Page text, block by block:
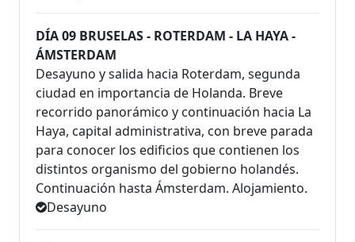
DÍA 09 BRUSELAS - ROTERDAM - LA HAYA -
ÁMSTERDAM
Desayuno y salida hacia Roterdam, segunda
ciudad en importancia de Holanda. Breve
recorrido panorámico y continuación hacia La
Haya, capital administrativa, con breve parada
para conocer los edificios que contienen los
distintos organismo del gobierno holandés.
Continuación hasta Ámsterdam. Alojamiento.
Desayuno